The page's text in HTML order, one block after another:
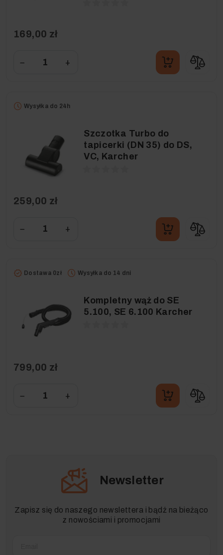
169,00 zł
− +
Wysyłka do 24h
Szczotka Turbo do
tapicerki (DN 35) do DS,
VC, Karcher
259,00 zł
− +
Dostawa 0zł Wysyłka do 14 dni
Kompletny wąż do SE
5.100, SE 6.100 Karcher
799,00 zł
− +
Newsletter
Zapisz się do naszego newslettera i bądź na bieżąco
z nowościami i promocjami